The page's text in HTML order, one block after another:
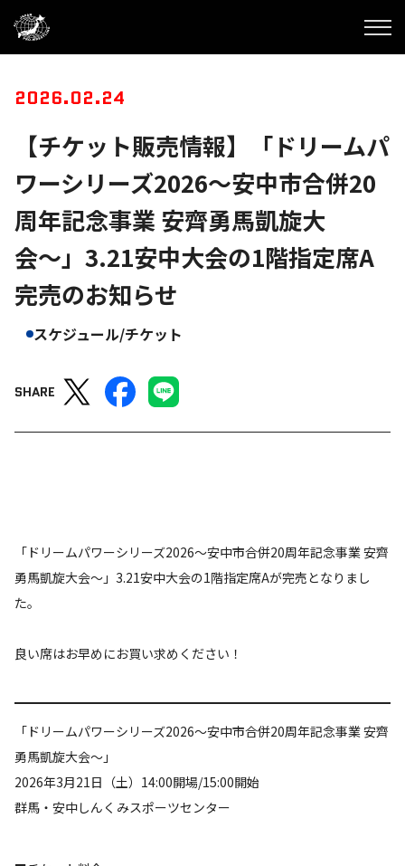
2026.02.24
【チケット販売情報】「ドリームパ
ワーシリーズ2026〜安中市合併20
周年記念事業 安齊勇馬凱旋大
会〜」3.21安中大会の1階指定席A
完売のお知らせ
スケジュール/チケット
SHARE
「ドリームパワーシリーズ2026〜安中市合併20周年記念事業 安齊
勇馬凱旋大会〜」3.21安中大会の1階指定席Aが完売となりまし
た。
良い席はお早めにお買い求めください！
「ドリームパワーシリーズ2026〜安中市合併20周年記念事業 安齊
勇馬凱旋大会〜」
2026年3月21日（土）14:00開場/15:00開始
群馬・安中しんくみスポーツセンター